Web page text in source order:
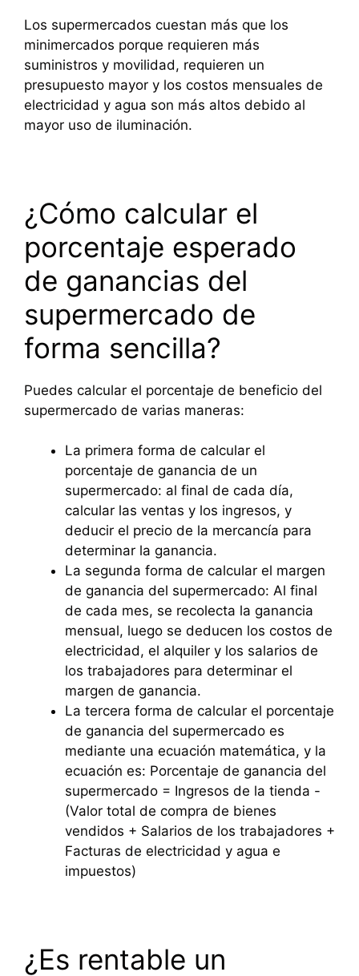
Los supermercados cuestan más que los
minimercados porque requieren más
suministros y movilidad, requieren un
presupuesto mayor y los costos mensuales de
electricidad y agua son más altos debido al
mayor uso de iluminación.
¿Cómo calcular el
porcentaje esperado
de ganancias del
supermercado de
forma sencilla?
Puedes calcular el porcentaje de beneficio del
supermercado de varias maneras:
La primera forma de calcular el
porcentaje de ganancia de un
supermercado: al final de cada día,
calcular las ventas y los ingresos, y
deducir el precio de la mercancía para
determinar la ganancia.
La segunda forma de calcular el margen
de ganancia del supermercado: Al final
de cada mes, se recolecta la ganancia
mensual, luego se deducen los costos de
electricidad, el alquiler y los salarios de
los trabajadores para determinar el
margen de ganancia.
La tercera forma de calcular el porcentaje
de ganancia del supermercado es
mediante una ecuación matemática, y la
ecuación es: Porcentaje de ganancia del
supermercado = Ingresos de la tienda -
(Valor total de compra de bienes
vendidos + Salarios de los trabajadores +
Facturas de electricidad y agua e
impuestos)
¿Es rentable un